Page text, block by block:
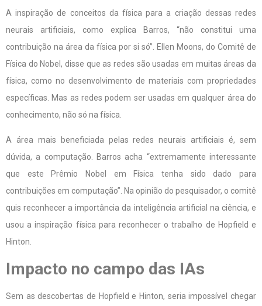
A inspiração de conceitos da física para a criação dessas redes
neurais artificiais, como explica Barros, “não constitui uma
contribuição na área da física por si só”. Ellen Moons, do Comitê de
Física do Nobel, disse que as redes são usadas em muitas áreas da
física, como no desenvolvimento de materiais com propriedades
específicas. Mas as redes podem ser usadas em qualquer área do
conhecimento, não só na física.
A área mais beneficiada pelas redes neurais artificiais é, sem
dúvida, a computação. Barros acha “extremamente interessante
que este Prêmio Nobel em Física tenha sido dado para
contribuições em computação”. Na opinião do pesquisador, o comitê
quis reconhecer a importância da inteligência artificial na ciência, e
usou a inspiração física para reconhecer o trabalho de Hopfield e
Hinton.
Impacto no campo das IAs
Sem as descobertas de Hopfield e Hinton, seria impossível chegar